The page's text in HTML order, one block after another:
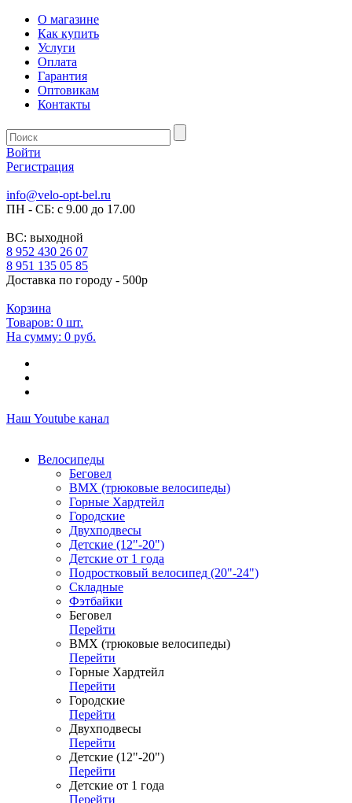
О магазине
Как купить
Услуги
Оплата
Гарантия
Оптовикам
Контакты
Войти
Регистрация
info@velo-opt-bel.ru
ПН - СБ: с 9.00 до 17.00
ВС: выходной
8 952 430 26 07
8 951 135 05 85
Доставка по городу - 500р
Корзина
Товаров: 0 шт.
На сумму: 0 руб.
Наш Youtube канал
Велосипеды
Беговел
ВМХ (трюковые велосипеды)
Горные Хардтейл
Городские
Двухподвесы
Детские (12"-20")
Детские от 1 года
Подростковый велосипед (20"-24")
Складные
Фэтбайки
Беговел
Перейти
ВМХ (трюковые велосипеды)
Перейти
Горные Хардтейл
Перейти
Городские
Перейти
Двухподвесы
Перейти
Детские (12"-20")
Перейти
Детские от 1 года
Перейти